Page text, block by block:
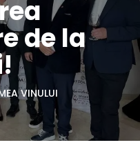
de la
VINULUI